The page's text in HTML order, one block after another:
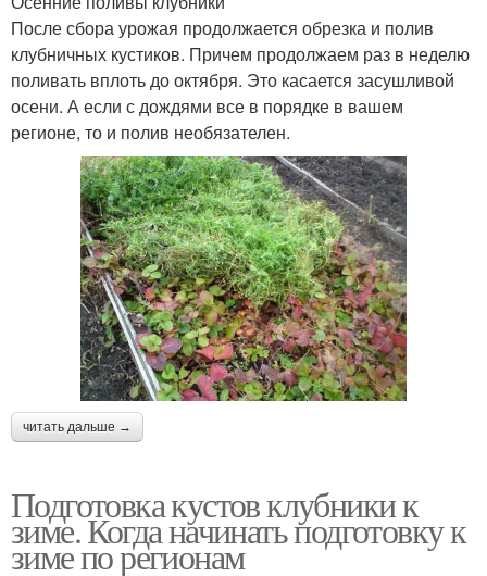
После сбора урожая продолжается обрезка и полив
клубничных кустиков. Причем продолжаем раз в неделю
поливать вплоть до октября. Это касается засушливой
осени. А если с дождями все в порядке в вашем
регионе, то и полив необязателен.
читать дальше →
Подготовка кустов клубники к
зиме. Когда начинать подготовку к
зиме по регионам